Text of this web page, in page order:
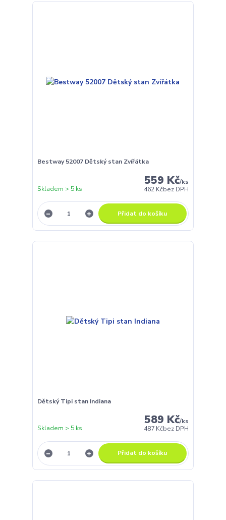
Bestway 52007 Dětský stan Zvířátka
559 Kč/ks
462 Kčbez DPH
Skladem > 5 ks
Přidat do košíku
Dětský Tipi stan Indiana
589 Kč/ks
487 Kčbez DPH
Skladem > 5 ks
Přidat do košíku